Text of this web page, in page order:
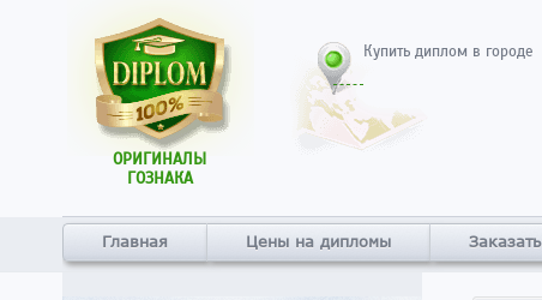
ОРИГИНАЛЫ
ГОЗНАКА
Купить диплом в городе
Главная Цены на дипломы Заказать